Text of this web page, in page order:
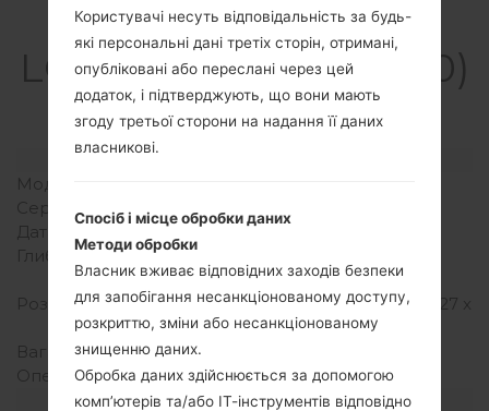
Специфікація
LGKH3900(LGKH3900)
akaLG Joypop
Модель та її характеристики
Модель
Серія
Дата випуску
Квітень, 2010
Глибина
дюйма)
Розміри (ширина/висота) 108.5 x 52 міліметрів (4.27 x
2.05 дюйма)
Вага
Операційна система
-
Апаратне забезпечення
Користувачі несуть відповідальність за будь-
які персональні дані третіх сторін, отримані,
опубліковані або переслані через цей
додаток, і підтверджують, що вони мають
згоду третьої сторони на надання її даних
власникові.
Спосіб і місце обробки даних
Методи обробки
Власник вживає відповідних заходів безпеки
для запобігання несанкціонованому доступу,
розкриттю, зміни або несанкціонованому
знищенню даних.
Обробка даних здійснюється за допомогою
комп’ютерів та/або ІТ-інструментів відповідно